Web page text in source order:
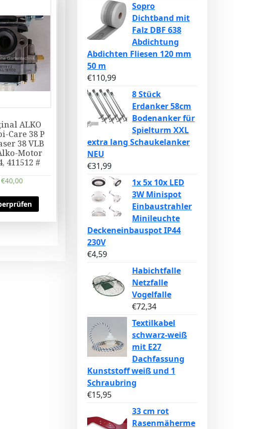
ALKO
Care 38 P
38 VLB
Motor
411512 #
€40,00
Sopro
Dichtband mit
Falz DBF 638
Abdichtung
Abdichten Fliesen 120 mm
50 m
€110,99
8 Stück
Erdanker 58cm
Bodenanker für
Spielturm XXL
extra lang Schaukelanker
NEU
€31,99
1x 5x 10x LED
3W Minispot
Einbaustrahler
Minileuchte
Deckeneinbauspot IP44
230V
€4,59
Habichtfalle
Netzfalle
Vogelfalle
€72,34
Textilkabel
schwarz-weiß
mit E27
Dachfassung
Kunststoff weiß und 1
Schraubring
€15,95
33 cm rot
Rasenmäherme